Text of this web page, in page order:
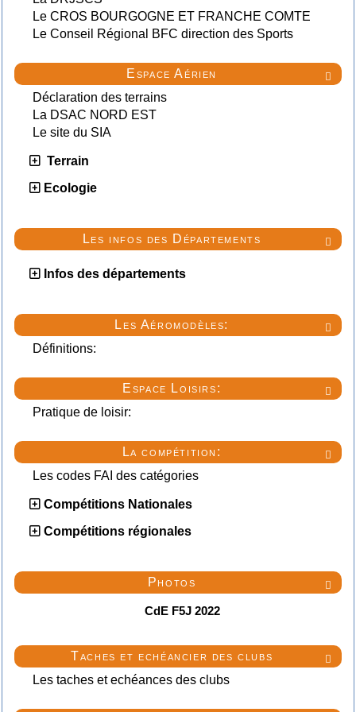
Le CROS BOURGOGNE ET FRANCHE COMTE
Le Conseil Régional BFC direction des Sports

Espace Aérien
Déclaration des terrains
La DSAC NORD EST
Le site du SIA
Terrain
Ecologie

Les infos des Départements
Infos des départements

Les Aéromodèles:
Définitions:

Espace Loisirs:
Pratique de loisir:

La compétition:
Les codes FAI des catégories
Compétitions Nationales
Compétitions régionales

Photos
CdE F5J 2022

Taches et echéancier des clubs
Les taches et echéances des clubs